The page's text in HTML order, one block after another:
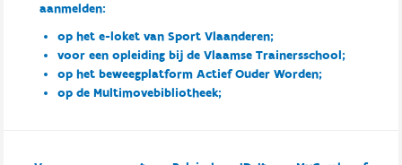
aanmelden:
op het e-loket van Sport Vlaanderen;
voor een opleiding bij de Vlaamse Trainersschool;
op het beweegplatform Actief Ouder Worden;
op de Multimovebibliotheek;